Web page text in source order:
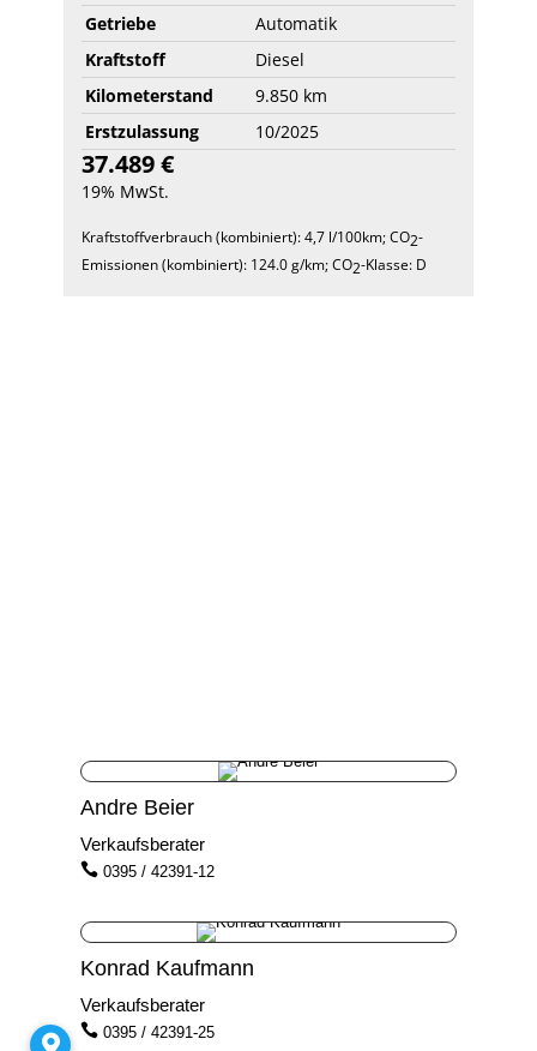
Getriebe
Automatik
Kraftstoff
Diesel
Kilometerstand
9.850 km
Erstzulassung
10/2025
37.489 €
19% MwSt.
Kraftstoffverbrauch (kombiniert):4,7 l/100km;CO2-
Emissionen (kombiniert): 124.0 g/km;CO2-Klasse: D
Andre Beier
Verkaufsberater
 0395 / 42391-12
Konrad Kaufmann
Verkaufsberater
 0395 / 42391-25